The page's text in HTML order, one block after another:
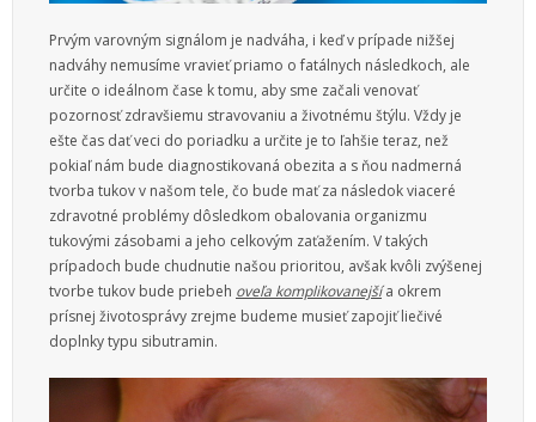
Prvým varovným signálom je nadváha, i keď v prípade nižšej
nadváhy nemusíme vravieť priamo o fatálnych následkoch, ale
určite o ideálnom čase k tomu, aby sme začali venovať
pozornosť zdravšiemu stravovaniu a životnému štýlu. Vždy je
ešte čas dať veci do poriadku a určite je to ľahšie teraz, než
pokiaľ nám bude diagnostikovaná obezita a s ňou nadmerná
tvorba tukov v našom tele, čo bude mať za následok viaceré
zdravotné problémy dôsledkom obalovania organizmu
tukovými zásobami a jeho celkovým zaťažením. V takých
prípadoch bude chudnutie našou prioritou, avšak kvôli zvýšenej
tvorbe tukov bude priebeh oveľa komplikovanejšía okrem
prísnej životosprávy zrejme budeme musieť zapojiť liečivé
doplnky typu sibutramin.